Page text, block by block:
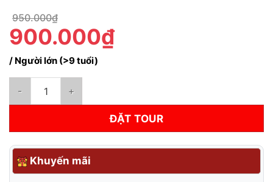
950.000₫
900.000₫
/ Người lớn (>9 tuổi)
ĐẶT TOUR
Khuyến mãi